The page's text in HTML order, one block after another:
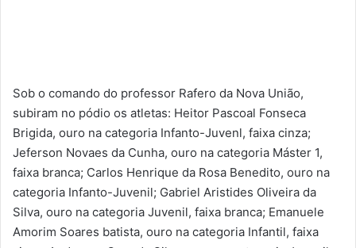
Sob o comando do professor Rafero da Nova União,
subiram no pódio os atletas: Heitor Pascoal Fonseca
Brigida, ouro na categoria Infanto-Juvenl, faixa cinza;
Jeferson Novaes da Cunha, ouro na categoria Máster 1,
faixa branca; Carlos Henrique da Rosa Benedito, ouro na
categoria Infanto-Juvenil; Gabriel Aristides Oliveira da
Silva, ouro na categoria Juvenil, faixa branca; Emanuele
Amorim Soares batista, ouro na categoria Infantil, faixa